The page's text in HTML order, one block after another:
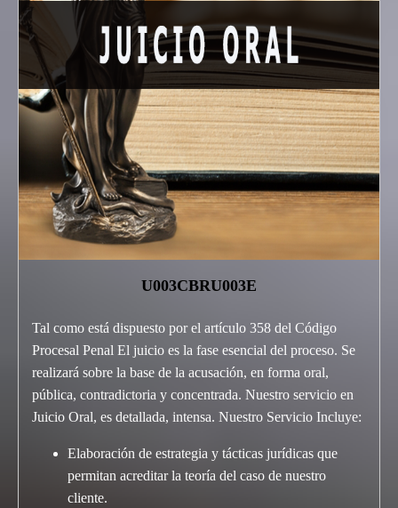
U003CBRU003E
Tal como está dispuesto por el artículo 358 del Código
Procesal Penal El juicio es la fase esencial del proceso. Se
realizará sobre la base de la acusación, en forma oral,
pública, contradictoria y concentrada. Nuestro servicio en
Juicio Oral, es detallada, intensa. Nuestro Servicio Incluye:
Elaboración de estrategia y tácticas jurídicas que
permitan acreditar la teoría del caso de nuestro
cliente.